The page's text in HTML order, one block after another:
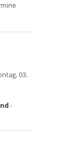
03.
-